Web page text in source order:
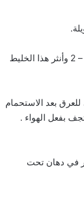
( 12 ) قاوم رائحة العرق بالنشا والصودا :جهّز خليطاً من صودا الخبيز ونشا الذرة أو الأرز بنسبة 1 – 2 وأنثر هذا الخليط
بعد الاستحمام
بفعل الهواء .
في دهان تحت
وصفات تجميليّة من
لتبيض البشرة ومنع